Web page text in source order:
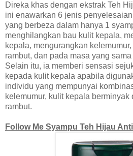
Direka khas dengan ekstrak Teh
ini enawarkan 6 jenis
yang berbeza dalam hanya 1
menghilangkan bau kulit kepala,
kepala, mengurangkan
rambut, dan pada masa yang
Selain itu, ia memberi sensasi
kepada kulit kepala apabila
individu yang mempunyai
kelemumur, kulit kepala
rambut.
Follow Me Syampu Teh Hijau